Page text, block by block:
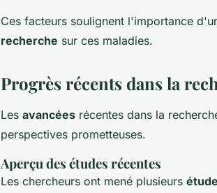
Ces facteurs soulignent l'importance
recherche sur ces maladies.
Progrès récents dans la
Les avancées récentes dans la
perspectives prometteuses.
Aperçu des études récentes
Les chercheurs ont mené plusieurs